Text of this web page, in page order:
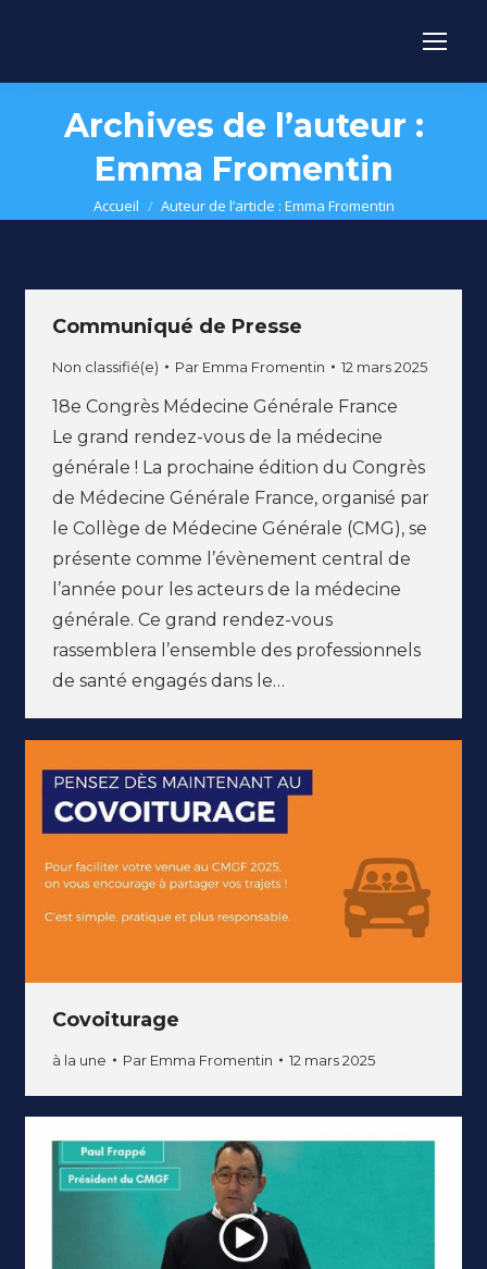
Archives de l’auteur :
Emma Fromentin
Vous êtes ici :
Accueil Auteur de l’article : Emma Fromentin
Communiqué de Presse
Non classifié(e) Par Emma Fromentin 12 mars 2025
18e Congrès Médecine Générale France
Le grand rendez-vous de la médecine
générale ! La prochaine édition du Congrès
de Médecine Générale France, organisé par
le Collège de Médecine Générale (CMG), se
présente comme l’évènement central de
l’année pour les acteurs de la médecine
générale. Ce grand rendez-vous
rassemblera l’ensemble des professionnels
de santé engagés dans le…
Covoiturage
à la une Par Emma Fromentin 12 mars 2025